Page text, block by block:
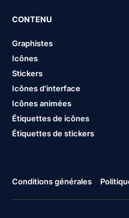
CONTENU
Graphistes
Icônes
Stickers
Icônes d'interface
Icônes animées
Étiquettes de icônes
Étiquettes de stickers
Conditions générales